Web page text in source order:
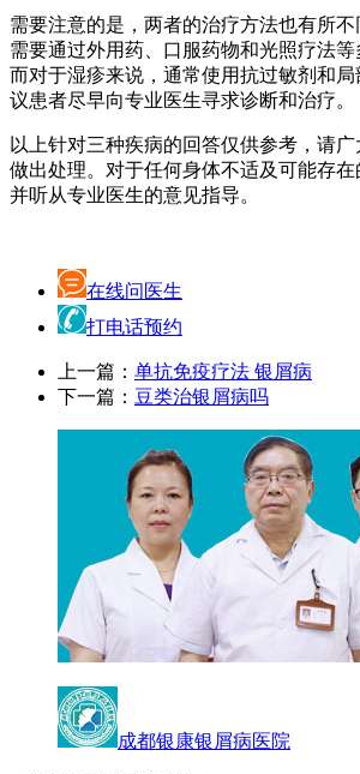
需要注意的是，两者的治疗方法也有所不
需要通过外用药、口服药物和光照疗法等
而对于湿疹来说，通常使用抗过敏剂和
议患者尽早向专业医生寻求诊断和治疗。
以上针对三种疾病的回答仅供参考，请
做出处理。对于任何身体不适及可能存
并听从专业医生的意见指导。
在线问医生
打电话预约
上一篇： 单抗免疫疗法 银屑病
下一篇： 豆类治银屑病吗
成都银康银屑病医院